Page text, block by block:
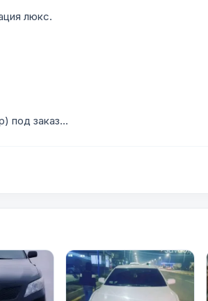
люкс.
под заказ...